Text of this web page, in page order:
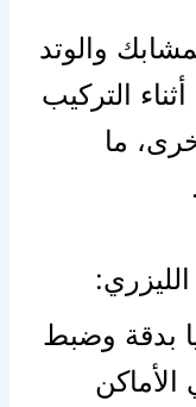
والوتد
التركيب
ما
بدقة وضبط